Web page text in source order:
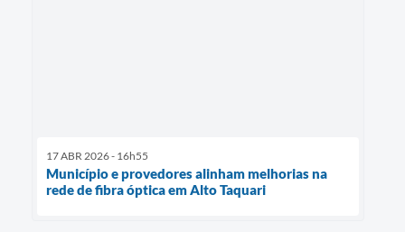
17 ABR 2026 - 16h55
Município e provedores alinham melhorias na
rede de fibra óptica em Alto Taquari